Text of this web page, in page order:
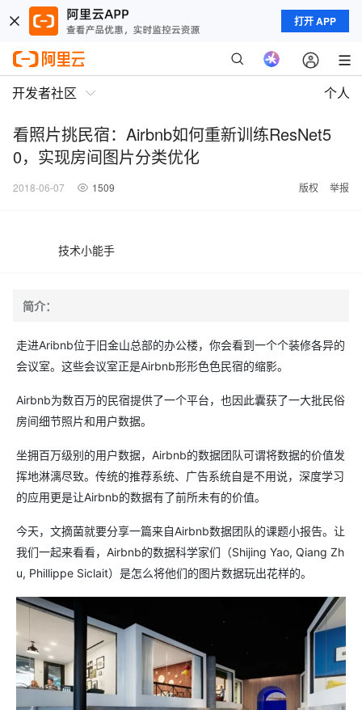
打开 APP
开发者社区 个人
看照片挑民宿：Airbnb如何重新训练ResNet5
0，实现房间图片分类优化
2018-06-07 1509 版权 举报
技术小能手
简介：
走进Aribnb位于旧金山总部的办公楼，你会看到一个个装修各异的
会议室。这些会议室正是Airbnb形形色色民宿的缩影。
Airbnb为数百万的民宿提供了一个平台，也因此囊获了一大批民俗
房间细节照片和用户数据。
坐拥百万级别的用户数据，Airbnb的数据团队可谓将数据的价值发
挥地淋漓尽致。传统的推荐系统、广告系统自是不用说，深度学习
的应用更是让Airbnb的数据有了前所未有的价值。
今天，文摘菌就要分享一篇来自Airbnb数据团队的课题小报告。让
我们一起来看看，Airbnb的数据科学家们（Shijing Yao, Qiang Zh
u, Phillippe Siclait）是怎么将他们的图片数据玩出花样的。